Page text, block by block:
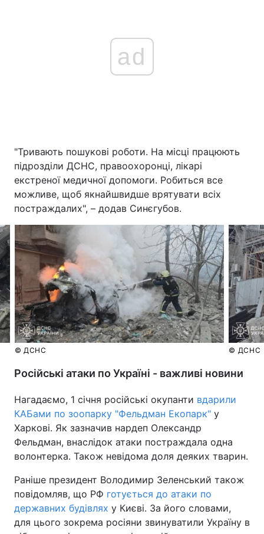
ad
"Тривають пошукові роботи. На місці працюють
підрозділи ДСНС, правоохоронці, лікарі
екстреної медичної допомоги. Робиться все
можливе, щоб якнайшвидше врятувати всіх
постраждалих", – додав Синєгубов.
© ДСНС © ДСНС
Російські атаки по Україні - важливі новини
Нагадаємо, 1 січня російські окупанти вдарили
КАБами по зоопарку "Фельдман Екопарк" у
Харкові. Як зазначив нардеп Олександр
Фельдман, внаслідок атаки постраждала одна
волонтерка. Також невідома доля деяких тварин.
Раніше президент Володимир Зеленський також
повідомляв, що РФ готується до атаки по
державних будівлях у Києві. За його словами,
для цього зокрема росіяни звинуватили Україну в